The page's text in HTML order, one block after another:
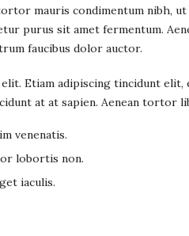
mauris condimentum nibh,
purus sit amet fermentum.
faucibus dolor auctor.
elit. Etiam adipiscing tincidunt elit,
at at sapien. Aenean tortor
venenatis.
lobortis non.
iaculis.